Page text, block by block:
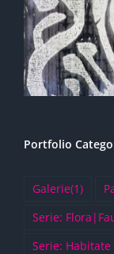
Portfolio
Galerie(1)
Serie:
Serie: